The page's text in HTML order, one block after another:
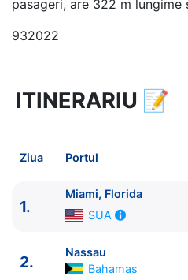
pasageri, are 322 m lungime
932022
4 zile vacanta de croaziera in
link oferta
Plecare pe 12 Mai 2028 din
Norwegian Cruise Line
ITINERARIU 📝
Ziua Portul
1.
Miami, Florida
SUA
2.
Nassau
Bahamas